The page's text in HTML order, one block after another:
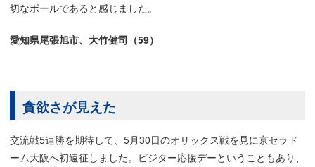
切なボールであると感じました。
愛知県尾張旭市、大竹健司（59）
貪欲さが見えた
交流戦5連勝を期待して、5月30日のオリックス戦を見に京セラド
ーム大阪へ初遠征しました。ビジター応援デーということもあり、